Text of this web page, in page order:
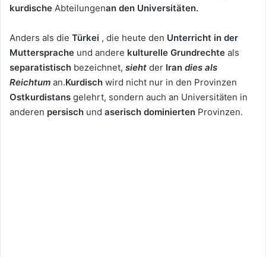
kurdische Abteilungenan den Universitäten.
Anders als die Türkei , die heute den Unterricht in der
Muttersprache und andere kulturelle Grundrechte als
separatistisch bezeichnet, sieht der Iran dies als
Reichtum an.Kurdisch wird nicht nur in den Provinzen
Ostkurdistans gelehrt, sondern auch an Universitäten in
anderen persisch und aserisch dominierten Provinzen.